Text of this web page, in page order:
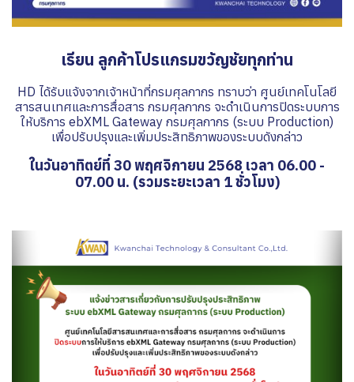
เรียน ลูกค้าโปรแกรมขวัญชัยทุกท่าน
HD ได้รับแจ้งจากเจ้าหน้าที่กรมศุลกากร ทราบว่า ศูนย์เทคโนโลยี
สารสนเทศและการสื่อสาร กรมศุลกากร จะดำเนินการปิดระบบการ
ให้บริการ ebXML Gateway กรมศุลกากร (ระบบ Production)
เพื่อปรับปรุงและเพิ่มประสิทธิภาพของระบบดังกล่าว
ในวันอาทิตย์ที่ 30 พฤศจิกายน 2568 เวลา 06.00 -
07.00 น. (รวมระยะเวลา 1 ชั่วโมง)